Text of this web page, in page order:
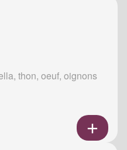
thon, oeuf, oignons